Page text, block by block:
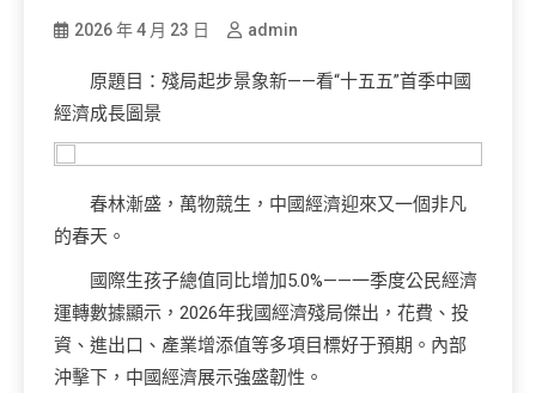
2026 年 4 月 23 日 admin
原題目：殘局起步景象新——看“十五五”首季中國
經濟成長圖景
春林漸盛，萬物競生，中國經濟迎來又一個非凡
的春天。
國際生孩子總值同比增加5.0%——一季度公民經濟
運轉數據顯示，2026年我國經濟殘局傑出，花費、投
資、進出口、產業增添值等多項目標好于預期。內部
沖擊下，中國經濟展示強盛韌性。